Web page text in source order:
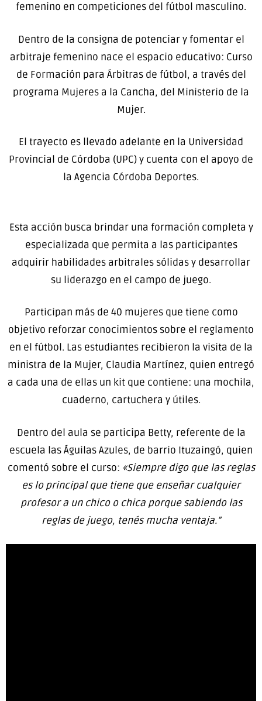
femenino en competiciones del fútbol masculino.
Dentro de la consigna de potenciar y fomentar el
arbitraje femenino nace el espacio educativo: Curso
de Formación para Árbitras de fútbol, a través del
programa Mujeres a la Cancha, del Ministerio de la
Mujer.
El trayecto es llevado adelante en la Universidad
Provincial de Córdoba (UPC) y cuenta con el apoyo de
la Agencia Córdoba Deportes.
Esta acción busca brindar una formación completa y
especializada que permita a las participantes
adquirir habilidades arbitrales sólidas y desarrollar
su liderazgo en el campo de juego.
Participan más de 40 mujeres que tiene como
objetivo reforzar conocimientos sobre el reglamento
en el fútbol. Las estudiantes recibieron la visita de la
ministra de la Mujer, Claudia Martínez, quien entregó
a cada una de ellas un kit que contiene: una mochila,
cuaderno, cartuchera y útiles.
Dentro del aula se participa Betty, referente de la
escuela las Águilas Azules, de barrio Ituzaingó, quien
comentó sobre el curso: «Siempre digo que las reglas
es lo principal que tiene que enseñar cualquier
profesor a un chico o chica porque sabiendo las
reglas de juego, tenés mucha ventaja.”